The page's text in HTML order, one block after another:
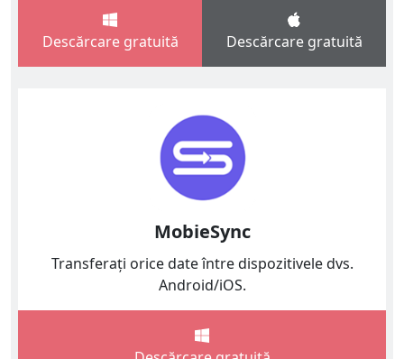
Descărcare gratuită Descărcare gratuită
MobieSync
Transferați orice date între dispozitivele dvs.
Android/iOS.